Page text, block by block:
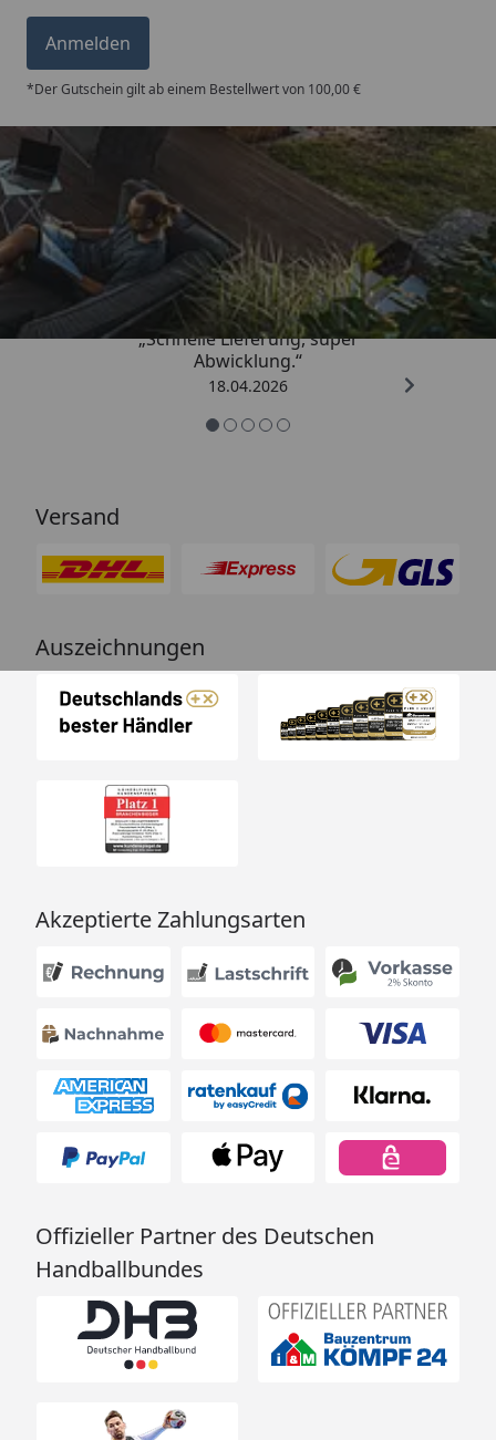
Anmelden
*Der Gutschein gilt ab einem Bestellwert von 100,00 €
Trusted Shops
5,00/ 5
„Schnelle Lieferung, super
Abwicklung.“
18.04.2026
Versand
Auszeichnungen
Akzeptierte Zahlungsarten
Offizieller Partner des Deutschen
Handballbundes